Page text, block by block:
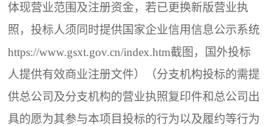
体现营业范围及注册资金，若已更换新版营业执
照，投标人须同时提供国家企业信用信息公示系统
https://www.gsxt.gov.cn/index.htm截图，国外投标
人提供有效商业注册文件）（分支机构投标的需提
供总公司及分支机构的营业执照复印件和总公司出
具的愿为其参与本项目投标的行为以及履约等行为